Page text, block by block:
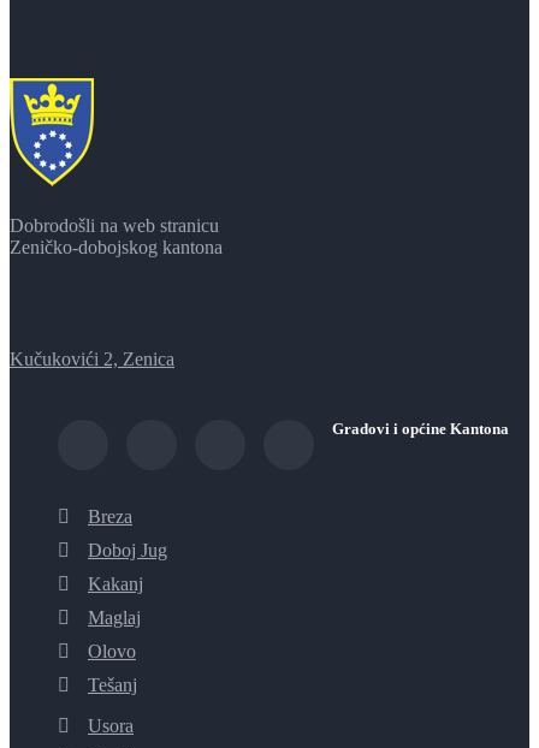
Dobrodošli na web stranicu
Zeničko-dobojskog kantona
Kučukovići 2, Zenica
Gradovi i općine Kantona
Breza
Doboj Jug
Kakanj
Maglaj
Olovo
Tešanj
Usora